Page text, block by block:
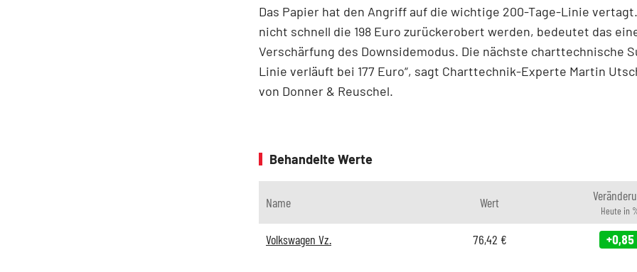
Das Papier hat den Angriff auf die wichtige 200-Tage-Linie vertagt.
nicht schnell die 198 Euro zurückerobert werden, bedeutet das
Verschärfung des Downsidemodus. Die nächste charttechnische
Linie verläuft bei 177 Euro“, sagt Charttechnik-Experte Martin
von Donner & Reuschel.
Behandelte Werte
Name Wert
Heute in
Volkswagen Vz. 76,42 € +0,85